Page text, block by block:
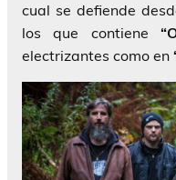
cual se defiende
los que contiene
electrizantes como en